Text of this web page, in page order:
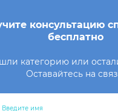
консультацию
бесплатно
категорию или
Оставайтесь на